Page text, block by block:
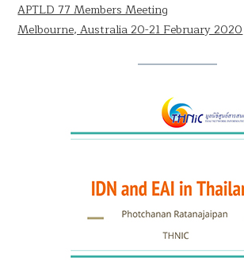
APTLD 77 Members Meeting
Melbourne, Australia 20-21 February 2020